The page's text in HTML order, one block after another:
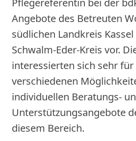
Pflegereferentin bei der
Angebote des Betreuten
südlichen Landkreis
Schwalm-Eder-Kreis vor.
interessierten sich sehr für
verschiedenen
individuellen Beratungs-
Unterstützungsangebote
diesem Bereich.